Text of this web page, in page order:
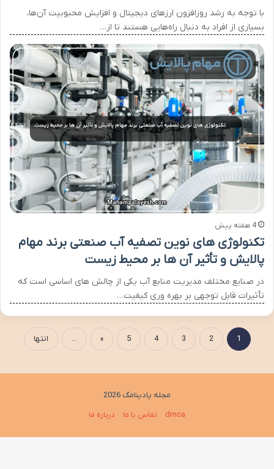
با توجه به رشد روزافزون ارزهای دیجیتال و افزایش محبوبیت آن‌ها،
بسیاری از افراد به دنبال راه‌هایی هستند تا از…
4 هفته پیش
تکنولوژی های نوین تصفیه آب صنعتی برند مهام
پالایش و تأثیر آن ها بر محیط زیست
در صنایع مختلف مدیریت منابع آب یکی از چالش های اساسی است که
تأثیرات قابل توجهی بر بهره وری کیفیت…
1
2
3
4
5
»
... انتها
مجله پادینامگ 2026
dmca
تماس با ما درباره ما